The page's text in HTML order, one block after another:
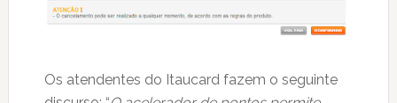
Os atendentes do Itaucard fazem o seguinte